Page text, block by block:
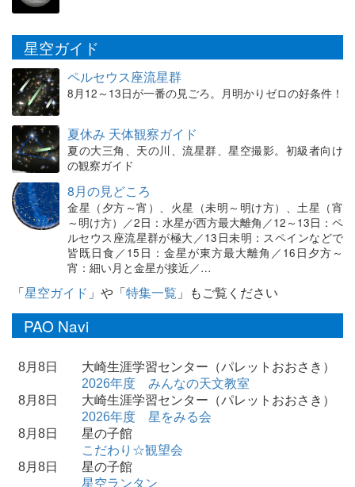
星空ガイド
ペルセウス座流星群
8月12～13日が一番の見ごろ。月明かりゼロの好条件！
夏休み 天体観察ガイド
夏の大三角、天の川、流星群、星空撮影。初級者向け
の観察ガイド
8月の見どころ
金星（夕方～宵）、火星（未明～明け方）、土星（宵
～明け方）／2日：水星が西方最大離角／12～13日：ペ
ルセウス座流星群が極大／13日未明：スペインなどで
皆既日食／15日：金星が東方最大離角／16日夕方～
宵：細い月と金星が接近／…
「星空ガイド 」や「特集一覧 」もご覧ください
PAO Navi